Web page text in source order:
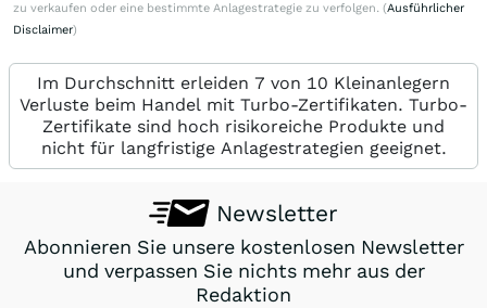
zu verkaufen oder eine bestimmte Anlagestrategie zu verfolgen. (Ausführlicher
Disclaimer)
Im Durchschnitt erleiden 7 von 10 Kleinanlegern
Verluste beim Handel mit Turbo-Zertifikaten. Turbo-
Zertifikate sind hoch risikoreiche Produkte und
nicht für langfristige Anlagestrategien geeignet.
Newsletter
Abonnieren Sie unsere kostenlosen Newsletter
und verpassen Sie nichts mehr aus der
Redaktion